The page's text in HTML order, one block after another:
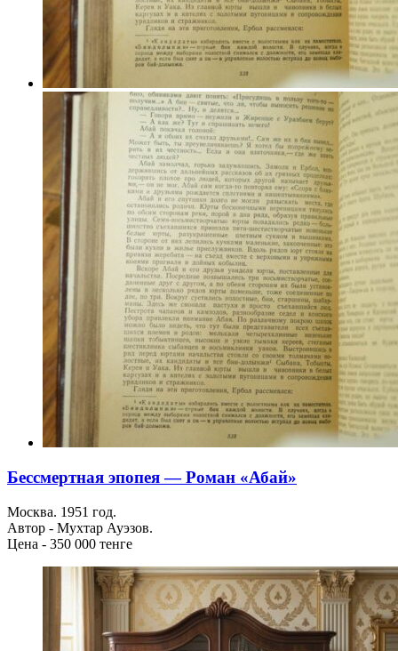
Бессмертная эпопея — Роман «Абай»
Москва. 1951 год.
Автор - Мухтар Ауэзов.
Цена - 350 000 тенге